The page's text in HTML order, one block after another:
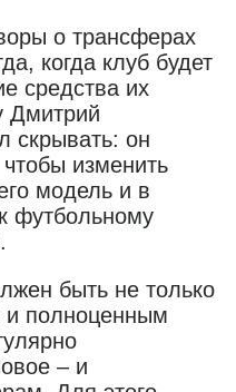
о трансферах
когда клуб будет
средства их
Дмитрий
скрывать: он
изменить
модель и в
футбольному
быть не только
и полноценным
– и